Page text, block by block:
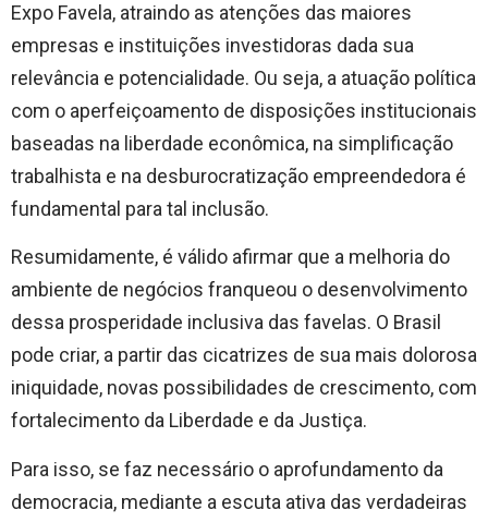
Expo Favela, atraindo as atenções das maiores
empresas e instituições investidoras dada sua
relevância e potencialidade. Ou seja, a atuação política
com o aperfeiçoamento de disposições institucionais
baseadas na liberdade econômica, na simplificação
trabalhista e na desburocratização empreendedora é
fundamental para tal inclusão.
Resumidamente, é válido afirmar que a melhoria do
ambiente de negócios franqueou o desenvolvimento
dessa prosperidade inclusiva das favelas. O Brasil
pode criar, a partir das cicatrizes de sua mais dolorosa
iniquidade, novas possibilidades de crescimento, com
fortalecimento da Liberdade e da Justiça.
Para isso, se faz necessário o aprofundamento da
democracia, mediante a escuta ativa das verdadeiras